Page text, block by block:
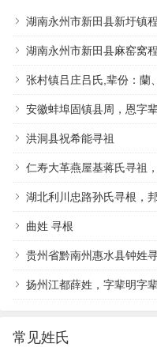
湖南永州市新田县新圩镇
湖南永州市新田县麻窑窝
张村镇吕庄吕氏,辈份：蘭
安徽蚌埠固镇县周，恩字
洪洞县祝希能寻祖
仁寿大革燕屋基蒋氏寻祖
湖北利川忠路孙氏寻根，
曲姓 寻根
贵州省黔南州惠水县钟姓
扬州江都薛姓，字辈明字
常见姓氏